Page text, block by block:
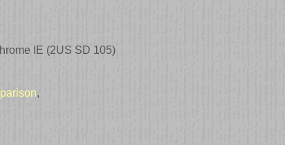
IE (2US SD 105)
,